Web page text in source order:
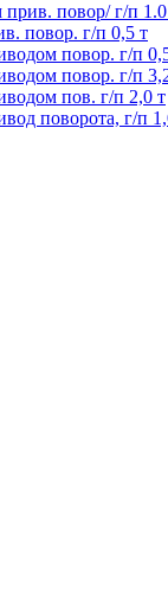
повор/ г/п
повор. г/п 0,5 т
повор. г/п
повор. г/п
пов. г/п 2,0 т
поворота, г/п